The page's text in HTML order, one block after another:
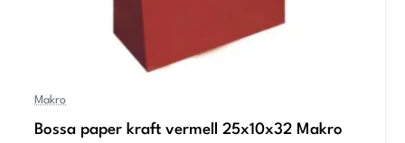
Makro
Bossa paper kraft vermell 25x10x32 Makro